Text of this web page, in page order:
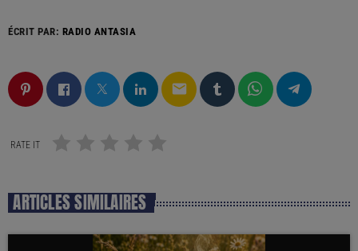
ÉCRIT PAR: RADIO ANTASIA
email
RATE IT
ARTICLES SIMILAIRES